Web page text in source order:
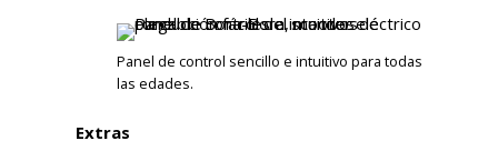
Panel de control sencillo e intuitivo para todas
las edades.
Extras